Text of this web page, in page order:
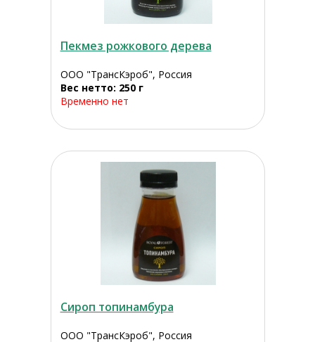
Пекмез рожкового дерева
ООО "ТрансКэроб", Россия
Вес нетто: 250 г
Временно нет
Сироп топинамбура
ООО "ТрансКэроб", Россия